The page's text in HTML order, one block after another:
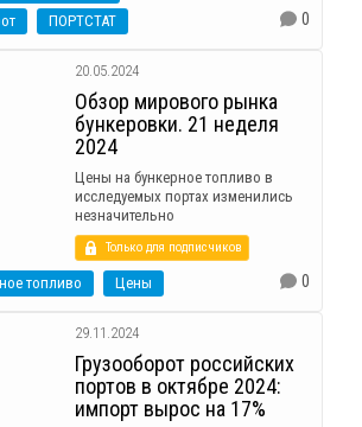
ПОРТСТАТ 0
20.05.2024
Обзор мирового рынка
бункеровки. 21 неделя
2024
Цены на бункерное топливо в
исследуемых портах изменились
незначительно
Только для подписчиков
топливо Цены 0
29.11.2024
Грузооборот российских
портов в октябре 2024:
импорт вырос на 17%